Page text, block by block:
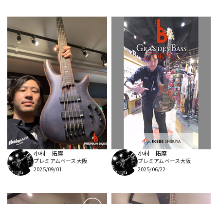
小村 拓摩
プレミアムベース大阪
2025/09/01
小村 拓摩
プレミアムベース大阪
2025/06/22